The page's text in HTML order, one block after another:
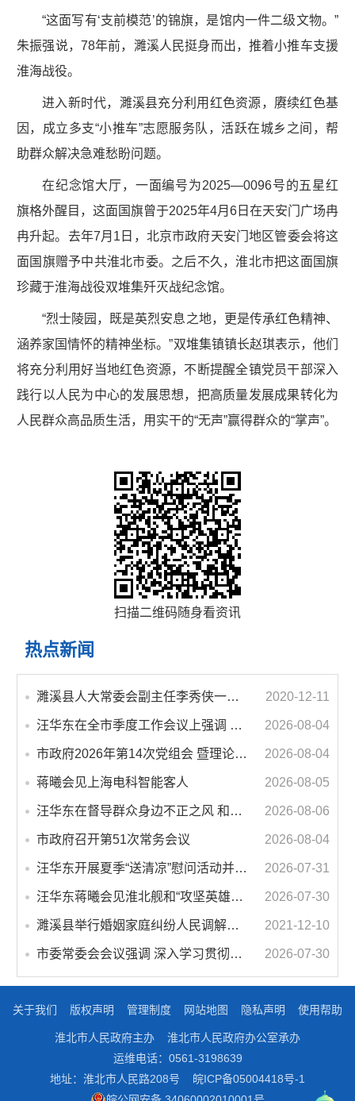
“这面写有‘支前模范’的锦旗，是馆内一件二级文物。”
朱振强说，78年前，濉溪人民挺身而出，推着小推车支援
淮海战役。
进入新时代，濉溪县充分利用红色资源，赓续红色基
因，成立多支“小推车”志愿服务队，活跃在城乡之间，帮
助群众解决急难愁盼问题。
在纪念馆大厅，一面编号为2025—0096号的五星红
旗格外醒目，这面国旗曾于2025年4月6日在天安门广场冉
冉升起。去年7月1日，北京市政府天安门地区管委会将这
面国旗赠予中共淮北市委。之后不久，淮北市把这面国旗
珍藏于淮海战役双堆集歼灭战纪念馆。
“烈士陵园，既是英烈安息之地，更是传承红色精神、
涵养家国情怀的精神坐标。”双堆集镇镇长赵琪表示，他们
将充分利用好当地红色资源，不断提醒全镇党员干部深入
践行以人民为中心的发展思想，把高质量发展成果转化为
人民群众高品质生活，用实干的“无声”赢得群众的“掌声”。
扫描二维码随身看资讯
热点新闻
濉溪县人大常委会副主任李秀侠一行调研城乡客运一体化和治超工作 2020-12-11
汪华东在全市季度工作会议上强调 锚定打好“三仗”任务和年度预期目标不动摇 在全市上下掀起比学赶超争先进位的攻坚热潮 2026-08-04
市政府2026年第14次党组会 暨理论学习中心组学习会议召开 蒋曦主持会议并讲话 2026-08-04
蒋曦会见上海电科智能客人 2026-08-05
汪华东在督导群众身边不正之风 和腐败问题集中整治工作时强调 以更高标准更实举措纵深推进集中整治 不断增强人民群众获得感幸福感安全感 2026-08-06
市政府召开第51次常务会议 2026-08-04
汪华东开展夏季“送清凉”慰问活动并调研专门教育工作 落实落细防暑降温措施 用心用情关爱一线职工 2026-07-31
汪华东蒋曦会见淮北舰和“攻坚英雄连”官兵代表 2026-07-30
濉溪县举行婚姻家庭纠纷人民调解委员会暨调解志愿者服务团成立仪式 2021-12-10
市委常委会会议强调 深入学习贯彻习近平总书记重要讲话指示精神 高质量推进城市更新 不断提升本质安全水平 汪华东主持会议 2026-07-30
关于我们 版权声明 管理制度 网站地图 隐私声明 使用帮助
淮北市人民政府主办
淮北市人民政府办公室承办
运维电话：0561-3198639
地址：淮北市人民路208号
皖ICP备05004418号-1